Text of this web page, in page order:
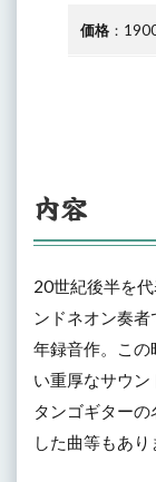
価格 ：
内容
20世紀後半を
ンドネオン奏
年録音作。この
い重厚なサウ
タンゴギター
した曲等もあり